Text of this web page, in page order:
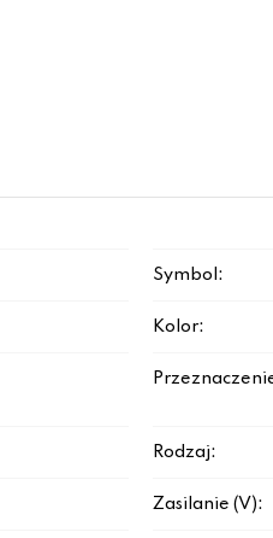
Symbol:
Kolor:
Rodzaj:
Zasilanie (V):